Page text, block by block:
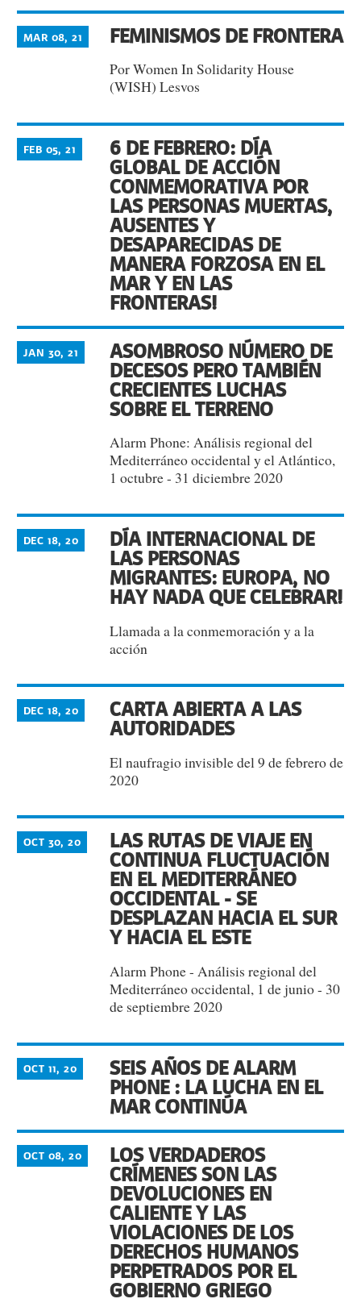
FEMINISMOS DE FRONTERA
MAR 08, 21
Por Women In Solidarity House
(WISH) Lesvos
6 DE FEBRERO: DÍA
GLOBAL DE ACCIÓN
CONMEMORATIVA POR
LAS PERSONAS MUERTAS,
AUSENTES Y
DESAPARECIDAS DE
MANERA FORZOSA EN EL
MAR Y EN LAS
FRONTERAS!
FEB 05, 21
ASOMBROSO NÚMERO DE
DECESOS PERO TAMBIÉN
CRECIENTES LUCHAS
SOBRE EL TERRENO
JAN 30, 21
Alarm Phone: Análisis regional del
Mediterráneo occidental y el Atlántico,
1 octubre - 31 diciembre 2020
DÍA INTERNACIONAL DE
LAS PERSONAS
MIGRANTES: EUROPA, NO
HAY NADA QUE CELEBRAR!
DEC 18, 20
Llamada a la conmemoración y a la
acción
CARTA ABIERTA A LAS
AUTORIDADES
DEC 18, 20
El naufragio invisible del 9 de febrero de
2020
LAS RUTAS DE VIAJE EN
CONTINUA FLUCTUACIÓN
EN EL MEDITERRÁNEO
OCCIDENTAL - SE
DESPLAZAN HACIA EL SUR
Y HACIA EL ESTE
OCT 30, 20
Alarm Phone - Análisis regional del
Mediterráneo occidental, 1 de junio - 30
de septiembre 2020
SEIS AÑOS DE ALARM
PHONE : LA LUCHA EN EL
MAR CONTINÚA
OCT 11, 20
LOS VERDADEROS
CRÍMENES SON LAS
DEVOLUCIONES EN
CALIENTE Y LAS
VIOLACIONES DE LOS
DERECHOS HUMANOS
PERPETRADOS POR EL
GOBIERNO GRIEGO
OCT 08, 20